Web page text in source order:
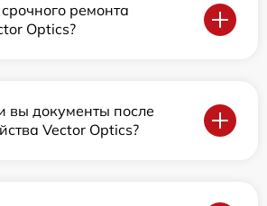
ремонта
Optics?
вы документы после
Vector Optics?